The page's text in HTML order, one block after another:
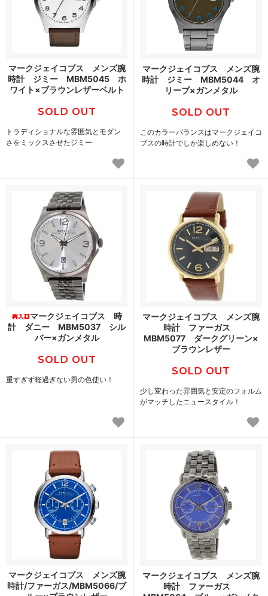
マークジェイコブス メンズ腕
時計 ジミー MBM5045 ホ
ワイト×ブラウンレザーベルト
SOLD OUT
トラディショナルな雰囲気とモダン
さをミックスさせたジミー
マークジェイコブス メンズ腕
時計 ジミー MBM5044 オ
リーブ×ガンメタル
SOLD OUT
このカラーバランスはマークジェイコ
ブスの時計でしか楽しめない！
マークジェイコブス 時
計 ダニー MBM5037 シル
バー×ガンメタル
SOLD OUT
重すぎず軽過ぎない男の色使い！
マークジェイコブス メンズ腕
時計 ファーガス
MBM5077 ダークグリーン×
ブラウンレザー
SOLD OUT
少し変わった雰囲気と安定のフォルム
がマッチしたニュースタイル！
マークジェイコブス メンズ腕
時計/ファーガス/MBM5066/ブ
マークジェイコブス メンズ腕
時計 ファーガス